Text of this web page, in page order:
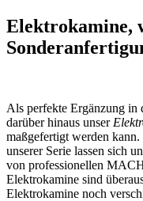
Elektrokamine,
Als perfekte Ergänzung in
darüber hinaus unser
maßgefertigt werden
unserer Serie lassen sich
von professionellen
Elektrokamine sind
Elektrokamine noch